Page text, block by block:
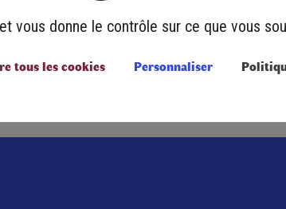
vous donne le contrôle sur ce que vous
tous les cookies Personnaliser